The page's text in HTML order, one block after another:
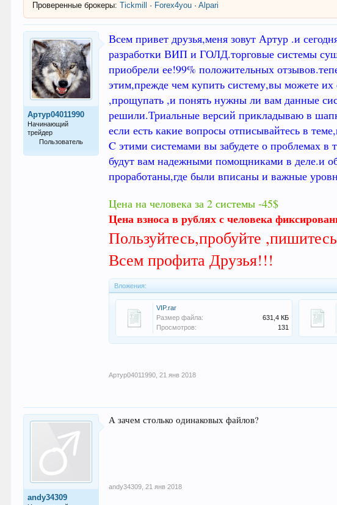
Проверенные брокеры: Tickmill · Forex4you ·Alpari
Артур04011990
Начинающий
трейдер
Пользователь
Всем привет друзья,меня зовут Артур .и
разработки ВИП и ГОЛД.торговые системы
приобрели ее!99% положительных
этим,прежде чем купить систему,вы можете
,прощупать ,и понять нужны ли вам данные
решили.Триальные версий прикладываю в
если есть какие вопросы отписывайтесь в
C этими системами вы забудете о проблемах в
будут вам надежными помощниками в деле.и
проработаны,где были вписаны и важные
Цена на человека за 2 системы -45$
Цена взноса в рублях с человека
Пользуйтесь,пробуйте
Всем профита Друзья!!!
Вложения:
VIP.rar
Размер файла:
631,4 КБ
Просмотров:
131
Артур04011990 21 янв 2018
andy34309
А зачем столько одинаковых файлов?
andy34309 21 янв 2018